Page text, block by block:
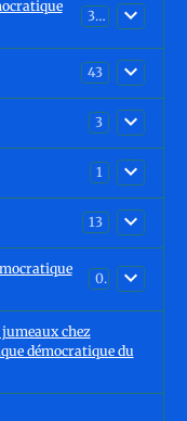
30
43
3
1
13
0
chez
démocratique du